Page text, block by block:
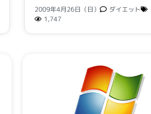
2009年4月26日（日） ダイエット
1,747